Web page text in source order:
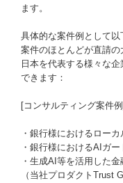
ます。
具体的な案件例として
案件のほとんどが直請の
日本を代表する様々な
できます：
[コンサルティング案件
・銀行様におけるロー
・銀行様におけるAIガ
・生成AI等を活用した
（当社プロダクトTrust